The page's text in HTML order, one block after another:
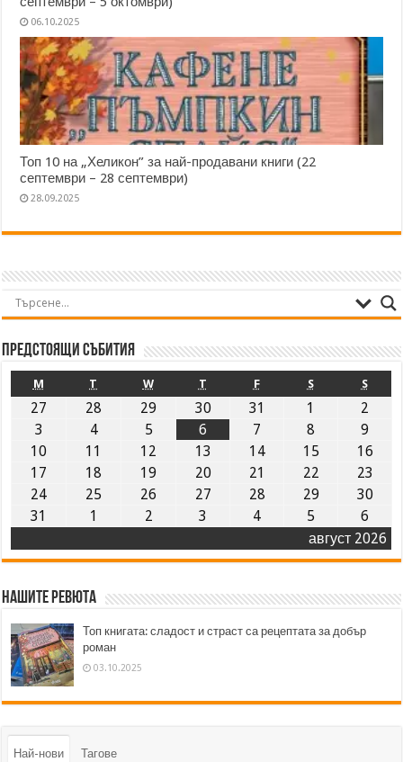
06.10.2025
Топ 10 на „Хеликон” за най-продавани книги (22
септември – 28 септември)
28.09.2025
Предстоящи събития
август 2026
M T W T F S S
27 28 29 30 31 1
2
3
4 5 6 7 8
9
10
11 12 13 14 15
16
17
18 19 20 21 22
23
24
25 26 27 28 29
30
31
1 2 3 4 5 6
Нашите ревюта
Топ книгата: сладост и страст са рецептата за добър
роман
03.10.2025
Най-нови Тагове